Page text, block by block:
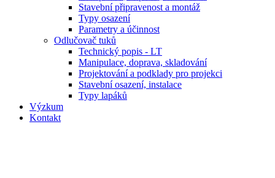
Stavební připravenost a montáž
Typy osazení
Parametry a účinnost
Odlučovač tuků
Technický popis - LT
Manipulace, doprava, skladování
Projektování a podklady pro projekci
Stavební osazení, instalace
Typy lapáků
Výzkum
Kontakt